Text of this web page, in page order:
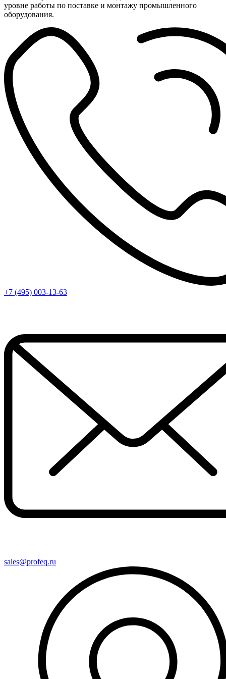
уровне работы по поставке и монтажу промышленного
оборудования.
+7 (495) 003-13-63
sales@profeq.ru